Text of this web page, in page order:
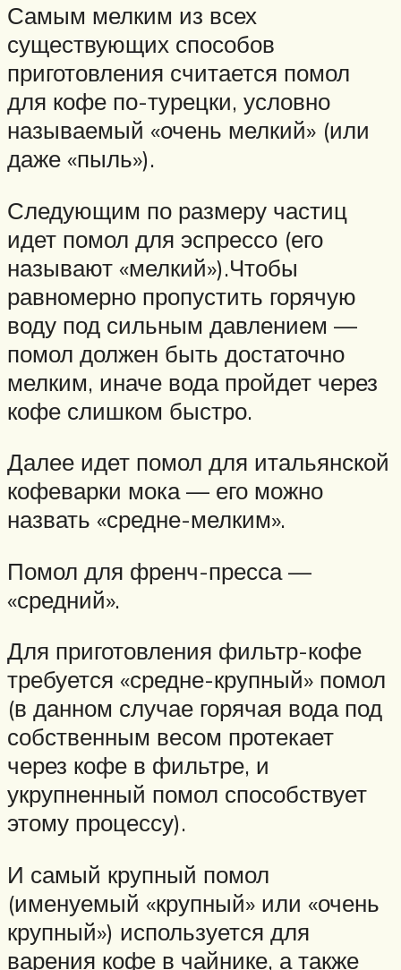
Самым мелким из всех
существующих способов
приготовления считается помол
для кофе по-турецки, условно
называемый «очень мелкий» (или
даже «пыль»).
Следующим по размеру частиц
идет помол для эспрессо (его
называют «мелкий»).Чтобы
равномерно пропустить горячую
воду под сильным давлением —
помол должен быть достаточно
мелким, иначе вода пройдет через
кофе слишком быстро.
Далее идет помол для итальянской
кофеварки мока — его можно
назвать «средне-мелким».
Помол для френч-пресса —
«средний».
Для приготовления фильтр-кофе
требуется «средне-крупный» помол
(в данном случае горячая вода под
собственным весом протекает
через кофе в фильтре, и
укрупненный помол способствует
этому процессу).
И самый крупный помол
(именуемый «крупный» или «очень
крупный») используется для
варения кофе в чайнике, а также